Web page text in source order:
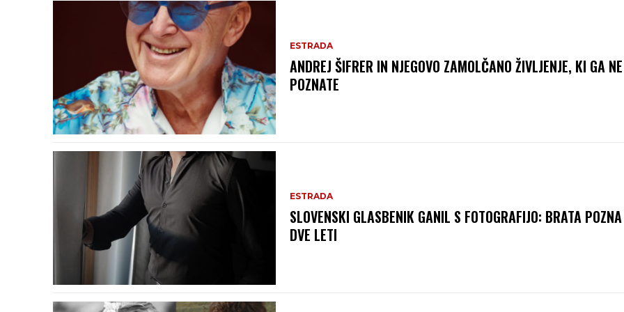
ESTRADA
ANDREJ ŠIFRER IN NJEGOVO ZAMOLČANO ŽIVLJENJE, KI GA NE
POZNATE
ESTRADA
SLOVENSKI GLASBENIK GANIL S FOTOGRAFIJO: BRATA
DVE LETI